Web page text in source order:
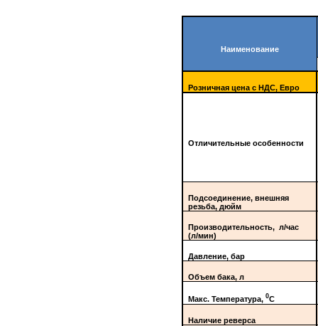
Наименование
Розничная цена с НДС, Евро
Отличительные особенности
Подсоединение, внешняя
резьба, дюйм
Производительность, л/час
(л/мин)
Давление, бар
Объем бака, л
Макс. Температура,0С
Наличие реверса